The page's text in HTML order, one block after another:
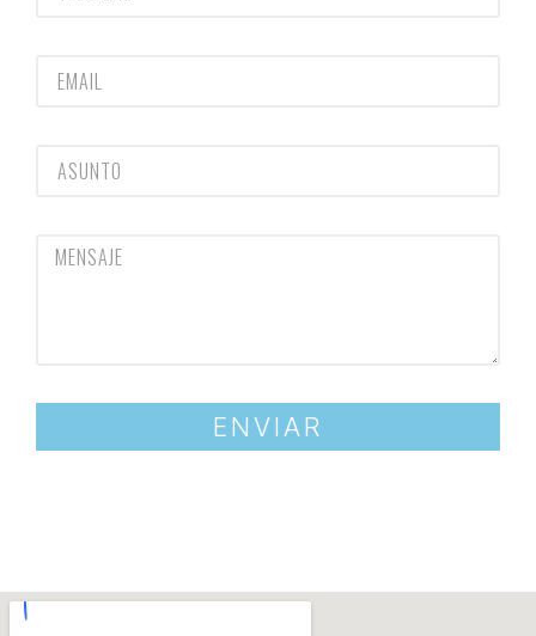
ENVIAR